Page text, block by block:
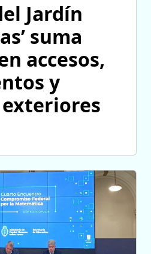
Jardín
suma
accesos,
y